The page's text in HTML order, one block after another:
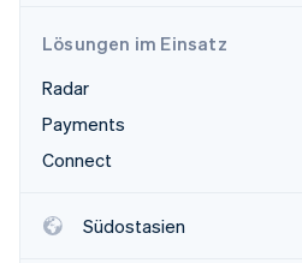
Betrugsprävention
Atlas
Lösungen im Einsatz
Radar
Payments
Connect
Südostasien